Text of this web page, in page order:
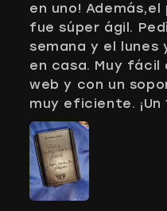
en uno!
fue súper ágil.
semana y el lunes
en casa. Muy
web y con un
muy eficiente. ¡Un